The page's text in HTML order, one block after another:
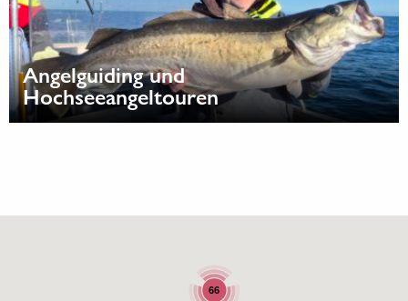
Angelguiding und
Hochseeangeltouren
66